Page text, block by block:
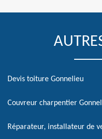
Devis toiture Gonnelieu
Couvreur charpentier
Réparateur, installateur de